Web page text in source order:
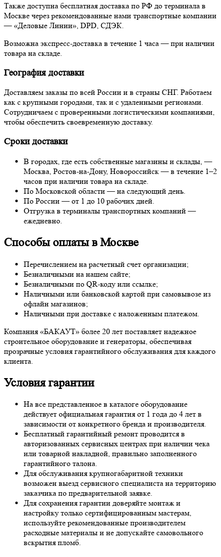
Также доступна бесплатная доставка по РФ до терминала в
Москве через рекомендованные нами транспортные компании
— «Деловые Линии», DPD, СДЭК.
Возможна экспресс-доставка в течение 1 часа — при наличии
товара на складе.
География доставки
Доставляем заказы по всей России и в страны СНГ. Работаем
как с крупными городами, так и с удаленными регионами.
Сотрудничаем с проверенными логистическими компаниями,
чтобы обеспечить своевременную доставку.
Сроки доставки
В городах, где есть собственные магазины и склады, —
Москва, Ростов-на-Дону, Новороссийск — в течение 1–2
часов при наличии товара на складе.
По Московской области — на следующий день.
По России — от 1 до 10 рабочих дней.
Отгрузка в терминалы транспортных компаний —
ежедневно.
Способы оплаты в Москве
Перечислением на расчетный счет организации;
Безналичными на нашем сайте;
Безналичными по QR-коду или ссылке;
Наличными или банковской картой при самовывозе из
офлайн магазинов;
Наличными при доставке с наложенным платежом.
Компания «БАКАУТ» более 20 лет поставляет надежное
строительное оборудование и генераторы, обеспечивая
прозрачные условия гарантийного обслуживания для каждого
клиента.
Условия гарантии
На все представленное в каталоге оборудование
действует официальная гарантия от 1 года до 4 лет в
зависимости от конкретного бренда и производителя.
Бесплатный гарантийный ремонт проводится в
авторизованных сервисных центрах при наличии чека
или товарной накладной, правильно заполненного
гарантийного талона.
Для обслуживания крупногабаритной техники
возможен выезд сервисного специалиста на территорию
заказчика по предварительной заявке.
Для сохранения гарантии доверяйте монтаж и
настройку только сертифицированным мастерам,
используйте рекомендованные производителем
расходные материалы и не допускайте самовольного
вскрытия пломб.